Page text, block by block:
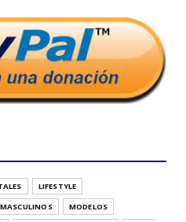
LIFESTYLE
MODELOS